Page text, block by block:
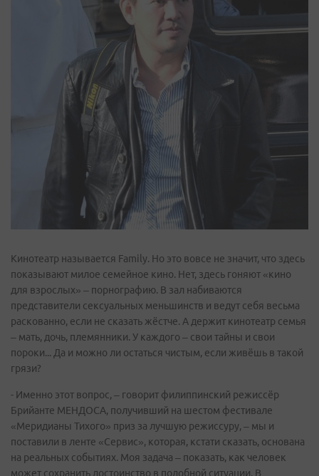
Кинотеатр называется Family. Но это вовсе не значит, что здесь
показывают милое семейное кино. Нет, здесь гоняют «кино
для взрослых» – порнографию. В зал набиваются
представители сексуальных меньшинств и ведут себя весьма
раскованно, если не сказать жёстче. А держит кинотеатр семья
– мать, дочь, племянники. У каждого – свои тайны и свои
пороки... Да и можно ли остаться чистым, если живёшь в такой
грязи?
- Именно этот вопрос, – говорит филиппинский режиссёр
Брийанте МЕНДОСА, получивший на шестом фестивале
«Меридианы Тихого» приз за лучшую режиссуру, – мы и
поставили в ленте «Сервис», которая, кстати сказать, основана
на реальных событиях. Моя задача – показать, как человек
может сохранить достоинство в подобной ситуации. В